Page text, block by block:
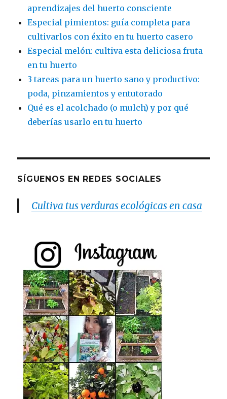
aprendizajes del huerto consciente
Especial pimientos: guía completa para
cultivarlos con éxito en tu huerto casero
Especial melón: cultiva esta deliciosa fruta
en tu huerto
3 tareas para un huerto sano y productivo:
poda, pinzamientos y entutorado
Qué es el acolchado (o mulch) y por qué
deberías usarlo en tu huerto
SÍGUENOS EN REDES SOCIALES
Cultiva tus verduras ecológicas en casa